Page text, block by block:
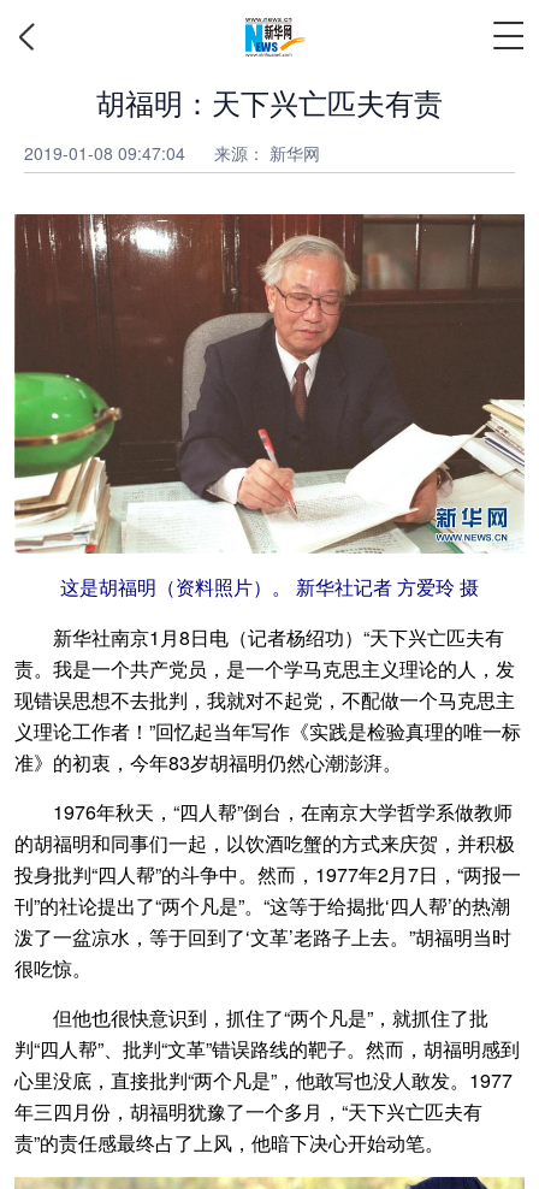
胡福明：天下兴亡匹夫有责
2019-01-08 09:47:04 来源： 新华网
这是胡福明（资料照片）。 新华社记者 方爱玲 摄
新华社南京1月8日电（记者杨绍功）“天下兴亡匹夫有
责。我是一个共产党员，是一个学马克思主义理论的人，发
现错误思想不去批判，我就对不起党，不配做一个马克思主
义理论工作者！”回忆起当年写作《实践是检验真理的唯一标
准》的初衷，今年83岁胡福明仍然心潮澎湃。
1976年秋天，“四人帮”倒台，在南京大学哲学系做教师
的胡福明和同事们一起，以饮酒吃蟹的方式来庆贺，并积极
投身批判“四人帮”的斗争中。然而，1977年2月7日，“两报一
刊”的社论提出了“两个凡是”。“这等于给揭批‘四人帮’的热潮
泼了一盆凉水，等于回到了‘文革’老路子上去。”胡福明当时
很吃惊。
但他也很快意识到，抓住了“两个凡是”，就抓住了批
判“四人帮”、批判“文革”错误路线的靶子。然而，胡福明感到
心里没底，直接批判“两个凡是”，他敢写也没人敢发。1977
年三四月份，胡福明犹豫了一个多月，“天下兴亡匹夫有
责”的责任感最终占了上风，他暗下决心开始动笔。